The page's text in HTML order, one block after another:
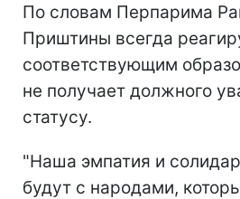
По словам Перпарима
Приштины всегда
соответствующим
не получает должного
статусу.
"Наша эмпатия и
будут с народами,